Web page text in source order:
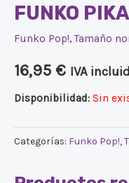
FUNKO
Funko Pop!,Tamaño
16,95 € IVA
Disponibilidad: Sin
Categorías: Funko Pop!,